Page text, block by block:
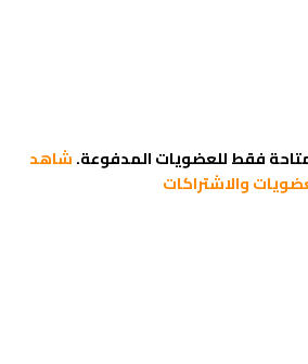
فقط للعضويات المدفوعة.شاهد
والاشتراكات